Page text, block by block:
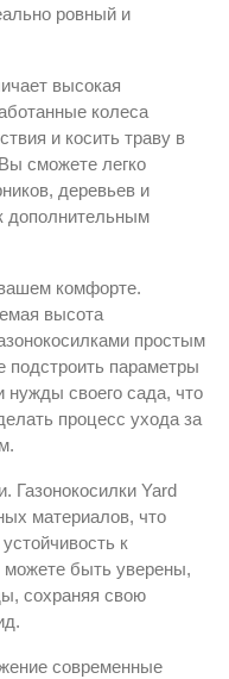
ровный и
высокая
колеса
и косить траву в
сможете легко
деревьев и
дополнительным
комфорте.
высота
простым
параметры
нужды своего сада, что
процесс ухода за
Газонокосилки Yard
материалов, что
к
быть уверены,
сохраняя свою
современные